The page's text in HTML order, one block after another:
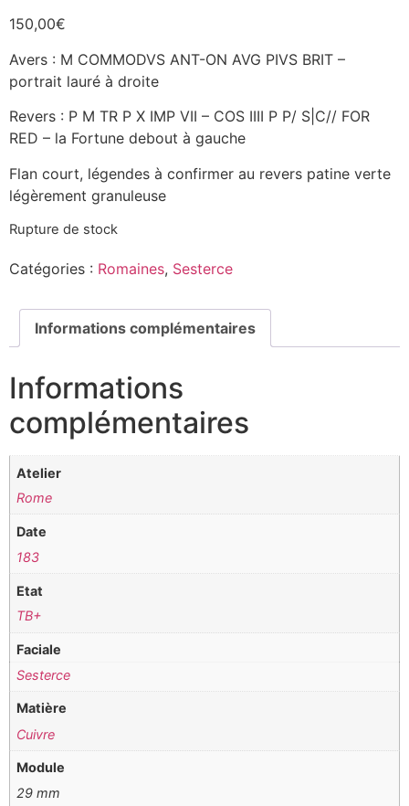
150,00€
Avers : M COMMODVS ANT-ON AVG PIVS BRIT –
portrait lauré à droite
Revers : P M TR P X IMP VII – COS IIII P P/ S|C// FOR
RED – la Fortune debout à gauche
Flan court, légendes à confirmer au revers patine verte
légèrement granuleuse
Rupture de stock
Catégories : Romaines, Sesterce
Informations complémentaires
Informations
complémentaires
Atelier
Rome
Date
183
Etat
TB+
Faciale
Sesterce
Matière
Cuivre
Module
29 mm